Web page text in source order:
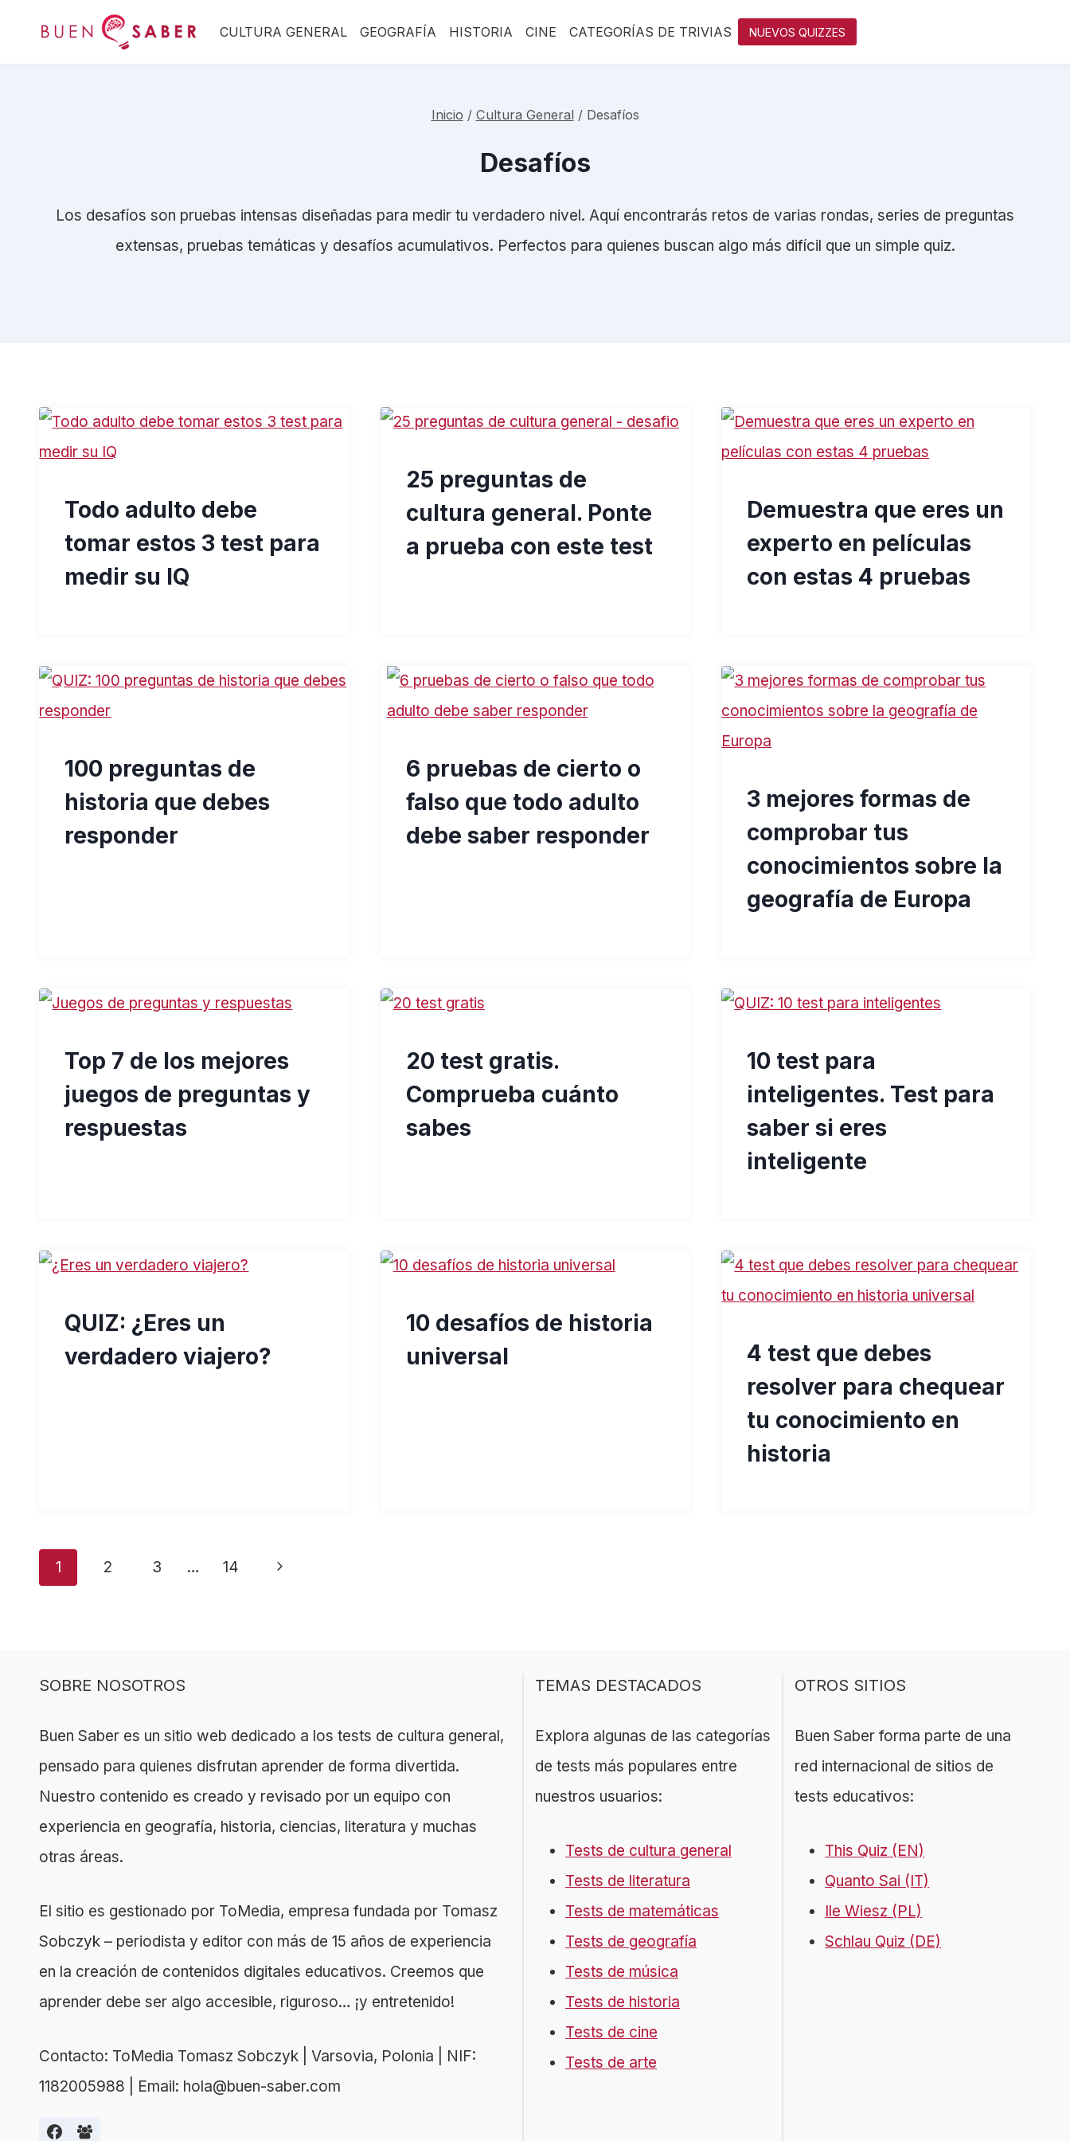
CULTURA GENERAL GEOGRAFÍA HISTORIA CINE CATEGORÍAS DE TRIVIAS NUEVOS QUIZZES
Inicio / Cultura General / Desafíos
Desafíos
Los desafíos son pruebas intensas diseñadas para medir tu verdadero nivel. Aquí encontrarás retos de varias rondas, series de preguntas
extensas, pruebas temáticas y desafíos acumulativos. Perfectos para quienes buscan algo más difícil que un simple quiz.
Todo adulto debe
tomar estos 3 test para
medir su IQ
25 preguntas de
cultura general. Ponte
a prueba con este test
Demuestra que eres un
experto en películas
con estas 4 pruebas
100 preguntas de
historia que debes
responder
6 pruebas de cierto o
falso que todo adulto
debe saber responder
3 mejores formas de
comprobar tus
conocimientos sobre la
geografía de Europa
Top 7 de los mejores
juegos de preguntas y
respuestas
20 test gratis.
Comprueba cuánto
sabes
10 test para
inteligentes. Test para
saber si eres
inteligente
QUIZ: ¿Eres un
verdadero viajero?
10 desafíos de historia
universal
4 test que debes
resolver para chequear
tu conocimiento en
historia
Navegación
1 2 3 … 14
Siguiente
SOBRE NOSOTROS
Buen Saber es un sitio web dedicado a los tests de cultura general,
pensado para quienes disfrutan aprender de forma divertida.
Nuestro contenido es creado y revisado por un equipo con
experiencia en geografía, historia, ciencias, literatura y muchas
otras áreas.
El sitio es gestionado por ToMedia, empresa fundada por Tomasz
Sobczyk – periodista y editor con más de 15 años de experiencia
en la creación de contenidos digitales educativos. Creemos que
aprender debe ser algo accesible, riguroso… ¡y entretenido!
Contacto: ToMedia Tomasz Sobczyk | Varsovia, Polonia | NIF:
1182005988 | Email: hola@buen-saber.com
TEMAS DESTACADOS
Explora algunas de las categorías
de tests más populares entre
nuestros usuarios:
Tests de cultura general
Tests de literatura
Tests de matemáticas
Tests de geografía
Tests de música
Tests de historia
Tests de cine
Tests de arte
OTROS SITIOS
Buen Saber forma parte de una
red internacional de sitios de
tests educativos:
This Quiz (EN)
Quanto Sai (IT)
Ile Wiesz (PL)
Schlau Quiz (DE)